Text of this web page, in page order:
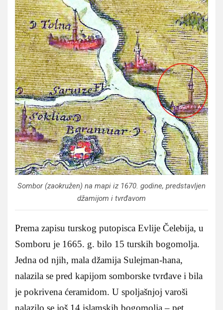
Sombor (zaokružen) na mapi iz 1670. godine, predstavljen
džamijom i tvrđavom
Prema zapisu turskog putopisca Evlije Čelebija, u
Somboru je 1665. g. bilo 15 turskih bogomolja.
Jedna od njih, mala džamija Sulejman-hana,
nalazila se pred kapijom somborske tvrđave i bila
je pokrivena ćeramidom. U spoljašnjoj varoši
nalazilo se još 14 islamskih bogomolјa – pet